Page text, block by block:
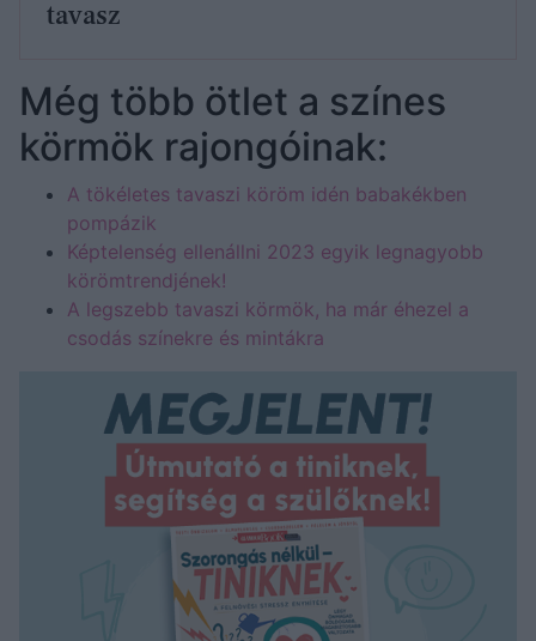
tavasz
Még több ötlet a színes
körmök rajongóinak:
A tökéletes tavaszi köröm idén babakékben
pompázik
Képtelenség ellenállni 2023 egyik legnagyobb
körömtrendjének!
A legszebb tavaszi körmök, ha már éhezel a
csodás színekre és mintákra